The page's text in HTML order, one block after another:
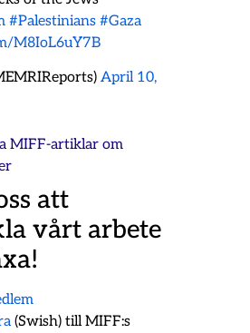
#Palestinians #Gaza
M8IoL6uY7B
April 10,
MIFF-artiklar om
att
vårt arbete
(Swish) till MIFF:s